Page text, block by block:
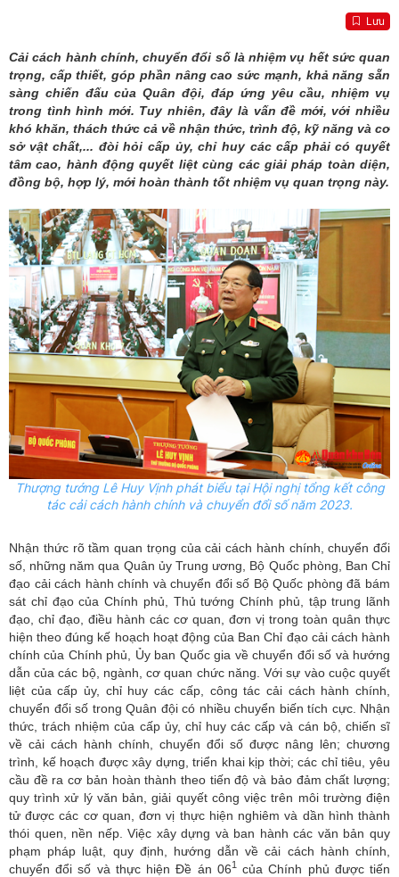
Lưu
Cải cách hành chính, chuyển đổi số là nhiệm vụ hết sức quan
trọng, cấp thiết, góp phần nâng cao sức mạnh, khả năng sẵn
sàng chiến đấu của Quân đội, đáp ứng yêu cầu, nhiệm vụ
trong tình hình mới. Tuy nhiên, đây là vấn đề mới, với nhiều
khó khăn, thách thức cả về nhận thức, trình độ, kỹ năng và cơ
sở vật chất,... đòi hỏi cấp ủy, chỉ huy các cấp phải có quyết
tâm cao, hành động quyết liệt cùng các giải pháp toàn diện,
đồng bộ, hợp lý, mới hoàn thành tốt nhiệm vụ quan trọng này.
Thượng tướng Lê Huy Vịnh phát biểu tại Hội nghị tổng kết công
tác cải cách hành chính và chuyển đổi số năm 2023.
Nhận thức rõ tầm quan trọng của cải cách hành chính, chuyển đổi
số, những năm qua Quân ủy Trung ương, Bộ Quốc phòng, Ban Chỉ
đạo cải cách hành chính và chuyển đổi số Bộ Quốc phòng đã bám
sát chỉ đạo của Chính phủ, Thủ tướng Chính phủ, tập trung lãnh
đạo, chỉ đạo, điều hành các cơ quan, đơn vị trong toàn quân thực
hiện theo đúng kế hoạch hoạt động của Ban Chỉ đạo cải cách hành
chính của Chính phủ, Ủy ban Quốc gia về chuyển đổi số và hướng
dẫn của các bộ, ngành, cơ quan chức năng. Với sự vào cuộc quyết
liệt của cấp ủy, chỉ huy các cấp, công tác cải cách hành chính,
chuyển đổi số trong Quân đội có nhiều chuyển biến tích cực. Nhận
thức, trách nhiệm của cấp ủy, chỉ huy các cấp và cán bộ, chiến sĩ
về cải cách hành chính, chuyển đổi số được nâng lên; chương
trình, kế hoạch được xây dựng, triển khai kịp thời; các chỉ tiêu, yêu
cầu đề ra cơ bản hoàn thành theo tiến độ và bảo đảm chất lượng;
quy trình xử lý văn bản, giải quyết công việc trên môi trường điện
tử được các cơ quan, đơn vị thực hiện nghiêm và dần hình thành
thói quen, nền nếp. Việc xây dựng và ban hành các văn bản quy
phạm pháp luật, quy định, hướng dẫn về cải cách hành chính,
chuyển đổi số và thực hiện Đề án 061 của Chính phủ được tiến